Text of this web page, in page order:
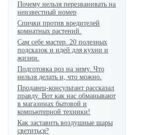
Почему нельзя перезванивать на
неизвестный номер
Спички против вредителей
комнатных растений.
Сам себе мастер. 20 полезных
подсказок и идей для кухни и
жизни.
Подготовка роз на зиму. Что
нельзя делать и, что можно.
Продавец-консультант рассказал
правду. Вот как нас обманывают
в магазинах бытовой и
компьютерной техники!
Как заставить воздушные шары
светиться?